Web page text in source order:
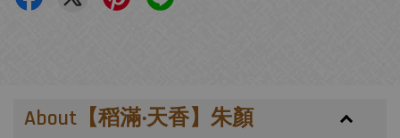
About【稻滿‧天香】朱顏